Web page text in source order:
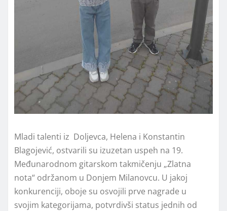
Mladi talenti iz Doljevca, Helena i Konstantin
Blagojević, ostvarili su izuzetan uspeh na 19.
Međunarodnom gitarskom takmičenju „Zlatna
nota“ održanom u Donjem Milanovcu. U jakoj
konkurenciji, oboje su osvojili prve nagrade u
svojim kategorijama, potvrdivši status jednih od